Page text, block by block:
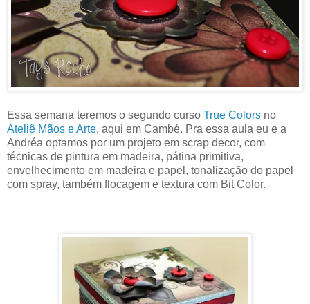
Essa semana teremos o segundo curso True Colors no
Ateliê Mãos e Arte, aqui em Cambé. Pra essa aula eu e a
Andréa optamos por um projeto em scrap decor, com
técnicas de pintura em madeira, pátina primitiva,
envelhecimento em madeira e papel, tonalização do papel
com spray, também flocagem e textura com Bit Color.